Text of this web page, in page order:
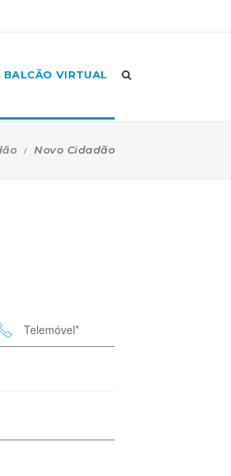
BALCÃO VIRTUAL
Novo Cidadão